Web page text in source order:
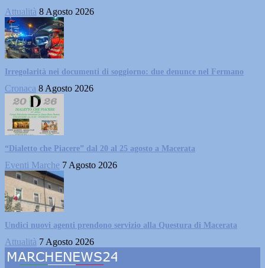
Attualità 8 Agosto 2026
Irregolarità nei documenti di soggiorno: due denunce nel Fermano
Cronaca 8 Agosto 2026
“Dialetto che Piacere” dal 20 al 25 agosto a Macerata
Eventi Marche 7 Agosto 2026
Undici nuovi agenti prendono servizio alla Questura di Macerata
Attualità 7 Agosto 2026